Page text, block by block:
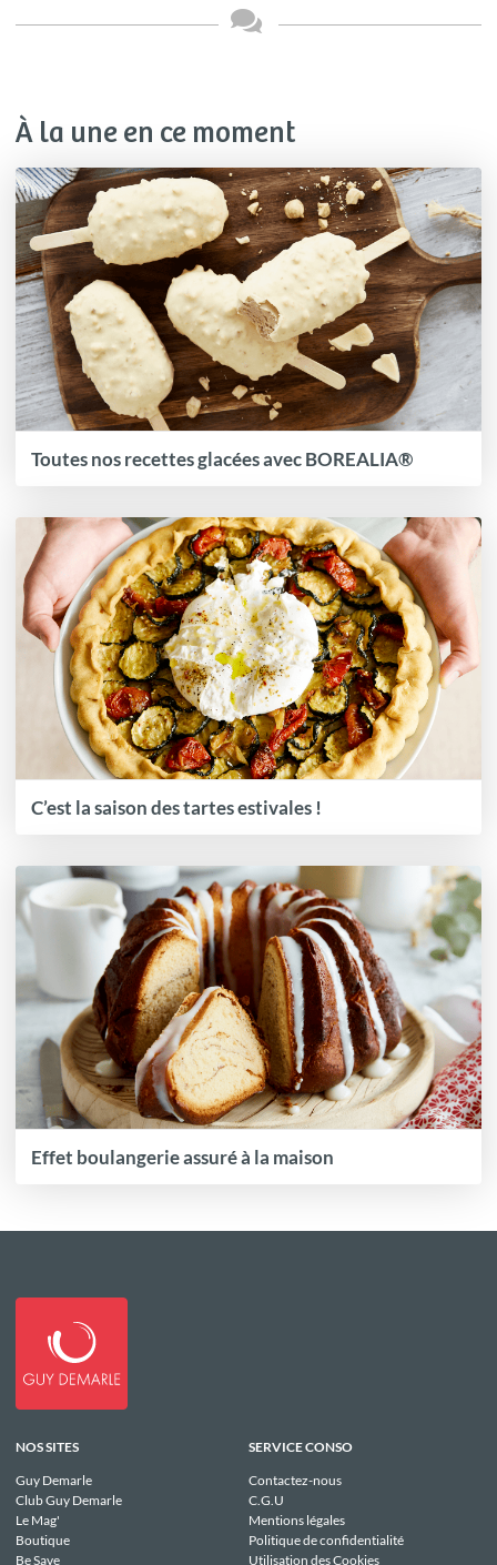
À la une en ce moment
Toutes nos recettes glacées avec BOREALIA®
C’est la saison des tartes estivales !
Effet boulangerie assuré à la maison
NOS SITES
Guy Demarle
Club Guy Demarle
Le Mag'
Boutique
Be Save
SERVICE CONSO
Contactez-nous
C.G.U
Mentions légales
Politique de confidentialité
Utilisation des Cookies